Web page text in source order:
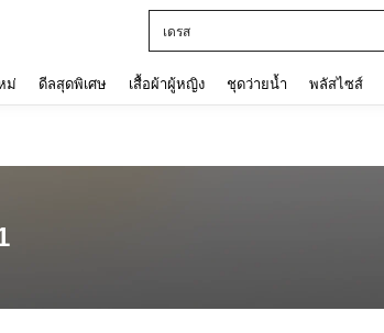
เดรส
ม่ ดีลสุดพิเศษ เสื้อผ้าผู้หญิง ชุดว่ายน้ำ พลัสไซส์